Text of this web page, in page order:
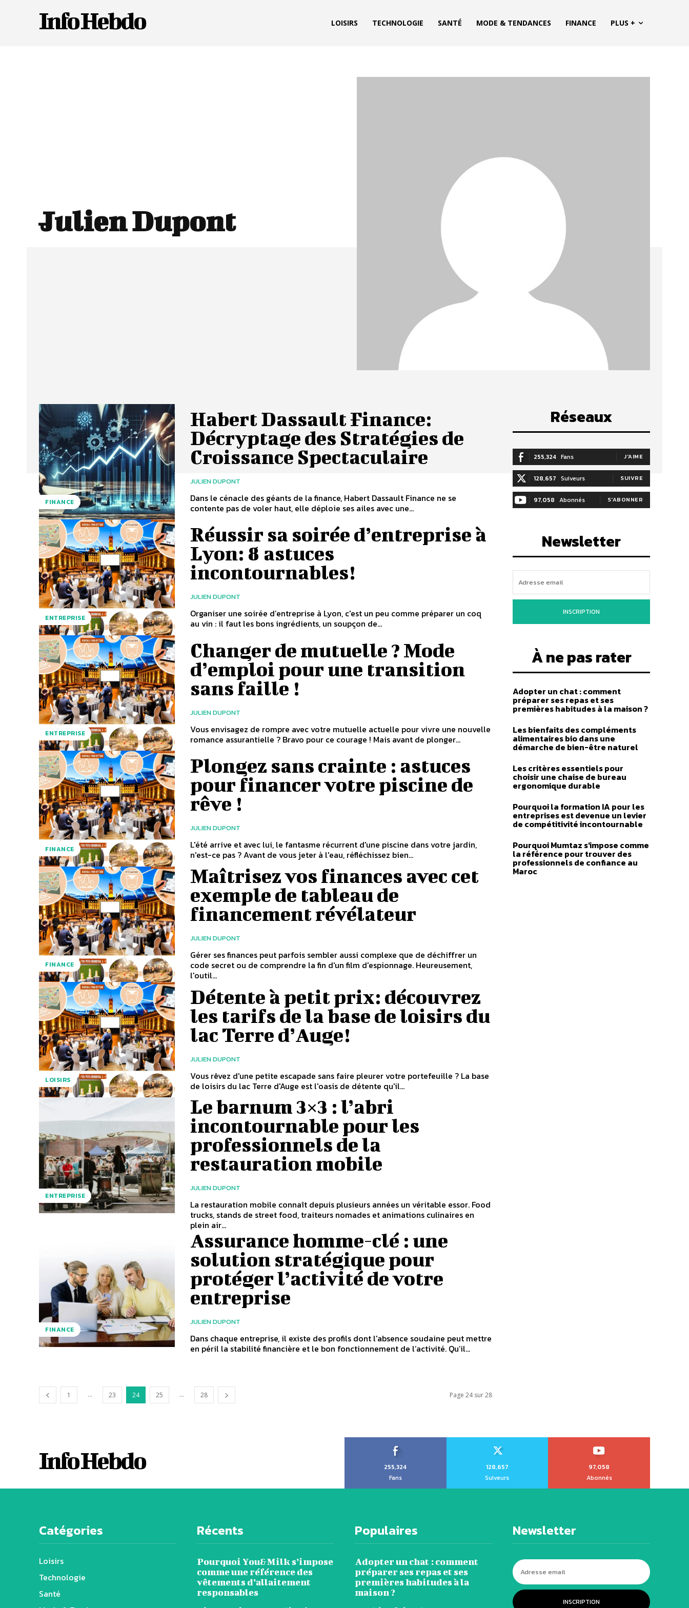
Info Hebdo LOISIRS TECHNOLOGIE SANTÉ MODE & TENDANCES FINANCE PLUS +
Julien Dupont
FINANCE
Habert Dassault Finance:
Décryptage des Stratégies de
Croissance Spectaculaire
JULIEN DUPONT
Dans le cénacle des géants de la finance, Habert Dassault Finance ne se
contente pas de voler haut, elle déploie ses ailes avec une...
ENTREPRISE
Réussir sa soirée d’entreprise à
Lyon: 8 astuces
incontournables!
JULIEN DUPONT
Organiser une soirée d’entreprise à Lyon, c'est un peu comme préparer un coq
au vin : il faut les bons ingrédients, un soupçon de...
ENTREPRISE
Changer de mutuelle ? Mode
d’emploi pour une transition
sans faille !
JULIEN DUPONT
Vous envisagez de rompre avec votre mutuelle actuelle pour vivre une nouvelle
romance assurantielle ? Bravo pour ce courage ! Mais avant de plonger...
FINANCE
Plongez sans crainte : astuces
pour financer votre piscine de
rêve !
JULIEN DUPONT
L'été arrive et avec lui, le fantasme récurrent d'une piscine dans votre jardin,
n'est-ce pas ? Avant de vous jeter à l'eau, réfléchissez bien...
FINANCE
Maîtrisez vos finances avec cet
exemple de tableau de
financement révélateur
JULIEN DUPONT
Gérer ses finances peut parfois sembler aussi complexe que de déchiffrer un
code secret ou de comprendre la fin d'un film d'espionnage. Heureusement,
l'outil...
LOISIRS
Détente à petit prix: découvrez
les tarifs de la base de loisirs du
lac Terre d’Auge!
JULIEN DUPONT
Vous rêvez d'une petite escapade sans faire pleurer votre portefeuille ? La base
de loisirs du lac Terre d'Auge est l'oasis de détente qu'il...
ENTREPRISE
Le barnum 3×3 : l’abri
incontournable pour les
professionnels de la
restauration mobile
JULIEN DUPONT
La restauration mobile connaît depuis plusieurs années un véritable essor. Food
trucks, stands de street food, traiteurs nomades et animations culinaires en
plein air...
FINANCE
Assurance homme-clé : une
solution stratégique pour
protéger l’activité de votre
entreprise
JULIEN DUPONT
Dans chaque entreprise, il existe des profils dont l'absence soudaine peut mettre
en péril la stabilité financière et le bon fonctionnement de l’activité. Qu’il...
1 ... 23 24 25 ... 28 Page 24 sur 28
Réseaux
255,324 Fans J'AIME
128,657 Suiveurs SUIVRE
97,058 Abonnés S'ABONNER
Newsletter
INSCRIPTION
À ne pas rater
Adopter un chat : comment
préparer ses repas et ses
premières habitudes à la maison ?
Les bienfaits des compléments
alimentaires bio dans une
démarche de bien-être naturel
Les critères essentiels pour
choisir une chaise de bureau
ergonomique durable
Pourquoi la formation IA pour les
entreprises est devenue un levier
de compétitivité incontournable
Pourquoi Mumtaz s’impose comme
la référence pour trouver des
professionnels de confiance au
Maroc
Info Hebdo
255,324
Fans
128,657
Suiveurs
97,058
Abonnés
Catégories
Loisirs
Technologie
Santé
Récents
Pourquoi You&Milk s’impose
comme une référence des
vêtements d’allaitement
responsables
Populaires
Adopter un chat : comment
préparer ses repas et ses
premières habitudes à la
maison ?
Newsletter
INSCRIPTION